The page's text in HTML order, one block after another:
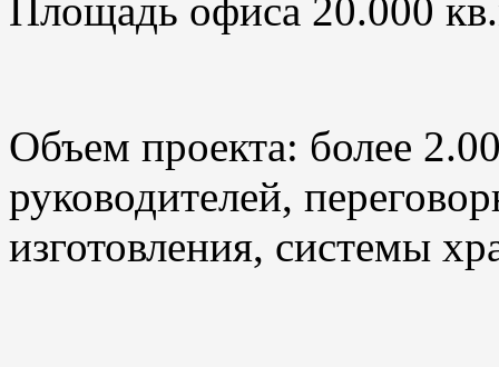
Площадь офиса 20.000
Объем проекта: более
руководителей,
изготовления, системы